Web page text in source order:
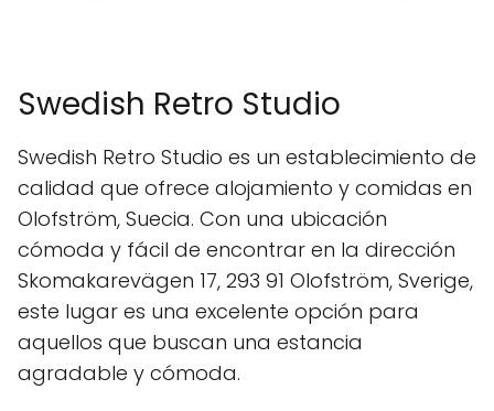
Swedish Retro Studio
Swedish Retro Studio es un establecimiento de
calidad que ofrece alojamiento y comidas en
Olofström, Suecia. Con una ubicación
cómoda y fácil de encontrar en la dirección
Skomakarevägen 17, 293 91 Olofström, Sverige,
este lugar es una excelente opción para
aquellos que buscan una estancia
agradable y cómoda.